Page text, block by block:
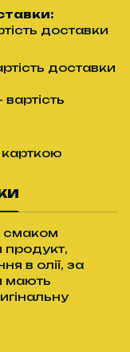
доставки
доставки
- вартість
смаком
продукт,
в олії, за
мають